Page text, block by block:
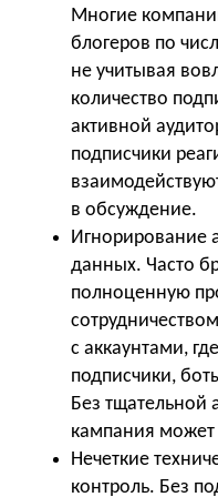
Многие
блогеров по
не учитывая
количество
активной
подписчики
в обсуждение.
Игнорирование
данных. Часто
полноценную
с аккаунтами,
подписчики,
Без тщательной
кампания может
Нечеткие
контроль. Без